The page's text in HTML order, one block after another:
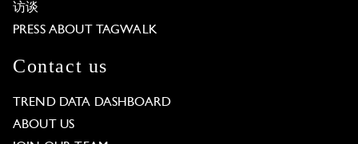
访谈
PRESS ABOUT TAGWALK
Contact us
TREND DATA DASHBOARD
ABOUT US